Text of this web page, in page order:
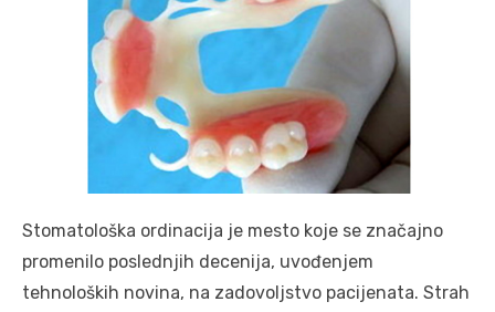
Stomatološka ordinacija je mesto koje se značajno
promenilo poslednjih decenija, uvođenjem
tehnoloških novina, na zadovoljstvo pacijenata. Strah